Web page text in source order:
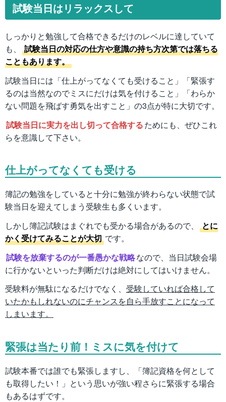
試験当日はリラックスして
しっかりと勉強して合格できるだけのレベルに達していて
も、
試験当日の対応の仕方や意識の持ち方次第では落ちる
こともあります。
試験当日には「仕上がってなくても受けること」「緊張す
るのは当然なのでミスにだけは気を付けること」「わらか
ない問題を飛ばす勇気を出すこと」の3点が特に大切です。
試験当日に実力を出し切って合格するためにも、ぜひこれ
らを意識して下さい。
仕上がってなくても受ける
簿記の勉強をしていると十分に勉強が終わらない状態で試
験当日を迎えてしまう受験生も多くいます。
しかし簿記試験はまぐれでも受かる場合があるので、
とに
かく受けてみることが大切 です。
試験を放棄するのが一番愚かな戦略なので、当日試験会場
に行かないといった判断だけは絶対にしてはいけません。
受験料が無駄になるだけでなく、 受験していれば合格して
いたかもしれないのにチャンスを自ら手放すことになって
しまいます。
緊張は当たり前！ミスに気を付けて
試験本番では誰でも緊張しますし、「簿記資格を何として
も取得したい！」という思いが強い程さらに緊張する場合
もあるはずです。